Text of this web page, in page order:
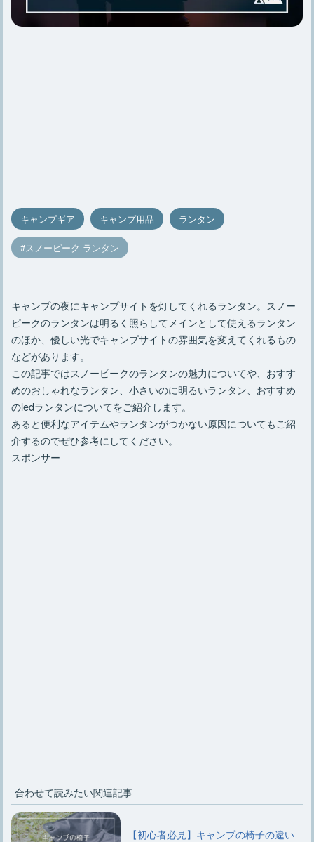
キャンプギア キャンプ用品 ランタン
スノーピーク ランタン
キャンプの夜にキャンプサイトを灯してくれるランタン。スノー
ピークのランタンは明るく照らしてメインとして使えるランタン
のほか、優しい光でキャンプサイトの雰囲気を変えてくれるもの
などがあります。
この記事ではスノーピークのランタンの魅力についてや、おすす
めのおしゃれなランタン、小さいのに明るいランタン、おすすめ
のledランタンについてをご紹介します。
あると便利なアイテムやランタンがつかない原因についてもご紹
介するのでぜひ参考にしてください。
スポンサー
合わせて読みたい関連記事
【初心者必見】キャンプの椅子の違い